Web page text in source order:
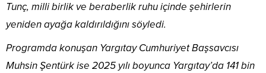
Tunç, milli birlik ve beraberlik ruhu içinde şehirlerin
yeniden ayağa kaldırıldığını söyledi.
Programda konuşan Yargıtay Cumhuriyet Başsavcısı
Muhsin Şentürk ise 2025 yılı boyunca Yargıtay’da 141 bin